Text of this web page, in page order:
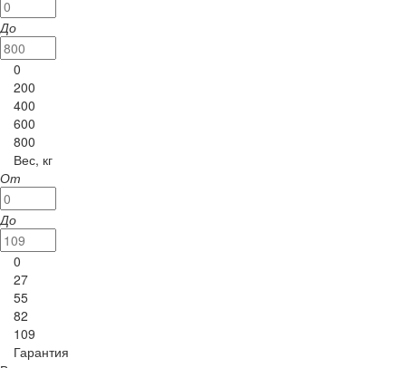
До
0
200
400
600
800
Вес, кг
От
До
0
27
55
82
109
Гарантия